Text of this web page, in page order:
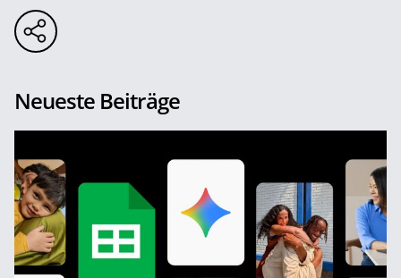
Neueste Beiträge